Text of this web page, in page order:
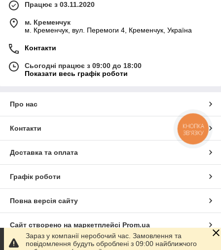
Працює з 03.11.2020
м. Кременчук
м. Кременчук, вул. Перемоги 4, Кременчук, Україна
Контакти
Сьогодні працює з 09:00 до 18:00
Показати весь графік роботи
Про нас
Контакти
Доставка та оплата
Графік роботи
Повна версія сайту
Сайт створено на маркетплейсі Prom.ua
Зараз у компанії неробочий час. Замовлення та
повідомлення будуть оброблені з 09:00 найближчого
КНОПКА
ЗВ'ЯЗКУ